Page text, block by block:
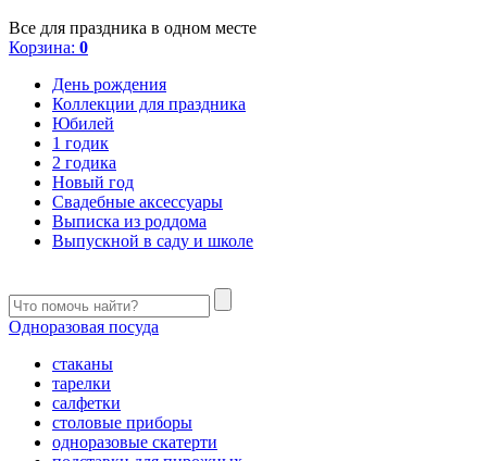
Все для праздника в одном месте
Корзина: 0
День рождения
Коллекции для праздника
Юбилей
1 годик
2 годика
Новый год
Свадебные аксессуары
Выписка из роддома
Выпускной в саду и школе
Одноразовая посуда
стаканы
тарелки
салфетки
столовые приборы
одноразовые скатерти